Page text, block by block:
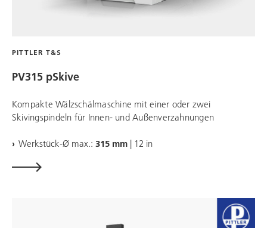
PITTLER T&S
PV315 pSkive
Kompakte Wälzschälmaschine mit einer oder zwei
Skivingspindeln für Innen- und Außenverzahnungen
Werkstück-Ø max.: 315 mm | 12 in